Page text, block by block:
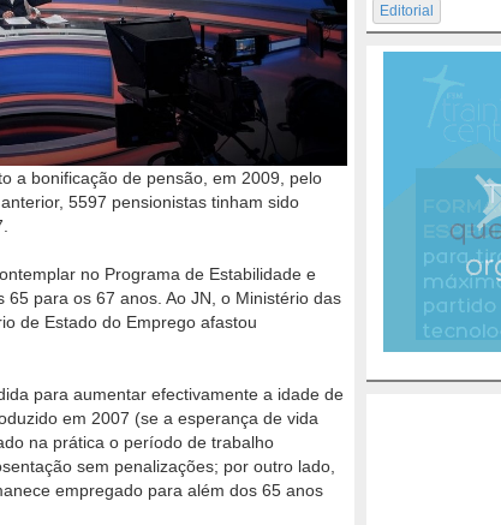
a bonificação de pensão, em 2009, pelo
5597 pensionistas tinham sido
no Programa de Estabilidade e
para os 67 anos. Ao JN, o Ministério das
de Estado do Emprego afastou
para aumentar efectivamente a idade de
em 2007 (se a esperança de vida
na prática o período de trabalho
sem penalizações; por outro lado,
empregado para além dos 65 anos
Editorial